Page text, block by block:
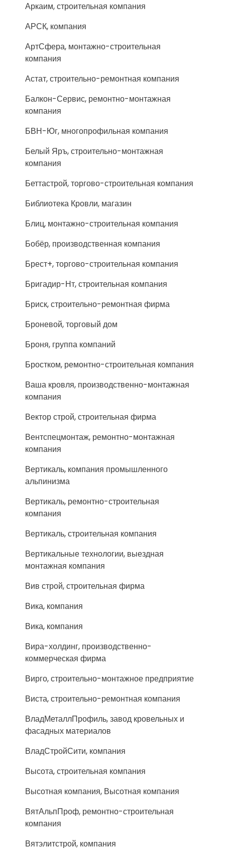
Аркаим, строительная компания
АРСК, компания
АртСфера, монтажно-строительная
компания
Астат, строительно-ремонтная компания
Балкон-Сервис, ремонтно-монтажная
компания
БВН-Юг, многопрофильная компания
Белый Яръ, строительно-монтажная
компания
Беттастрой, торгово-строительная компания
Библиотека Кровли, магазин
Блиц, монтажно-строительная компания
Бобёр, производственная компания
Брест+, торгово-строительная компания
Бригадир-Нт, строительная компания
Бриск, строительно-ремонтная фирма
Броневой, торговый дом
Броня, группа компаний
Бростком, ремонтно-строительная компания
Ваша кровля, производственно-монтажная
компания
Вектор строй, строительная фирма
Вентспецмонтаж, ремонтно-монтажная
компания
Вертикаль, компания промышленного
альпинизма
Вертикаль, ремонтно-строительная
компания
Вертикаль, строительная компания
Вертикальные технологии, выездная
монтажная компания
Вив строй, строительная фирма
Вика, компания
Вика, компания
Вира-холдинг, производственно-
коммерческая фирма
Вирго, строительно-монтажное предприятие
Виста, строительно-ремонтная компания
ВладМеталлПрофиль, завод кровельных и
фасадных материалов
ВладСтройСити, компания
Высота, строительная компания
Высотная компания, Высотная компания
ВятАльпПроф, ремонтно-строительная
компания
Вятэлитстрой, компания